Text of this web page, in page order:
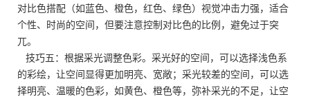
对比色搭配（如蓝色、橙色，红色、绿色）视觉冲击力强，适合
个性、时尚的空间，但要注意控制对比色的比例，避免过于突
兀。
技巧五：根据采光调整色彩。采光好的空间，可以选择浅色系
的彩绘，让空间显得更加明亮、宽敞；采光较差的空间，可以选
择明亮、温暖的色彩，如黄色、橙色等，弥补采光的不足，让空